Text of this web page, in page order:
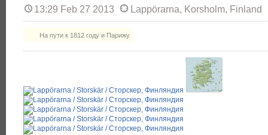
13:29 Feb 27 2013 Lappörarna, Korsholm, Finland
На пути к 1812 году и Парижу